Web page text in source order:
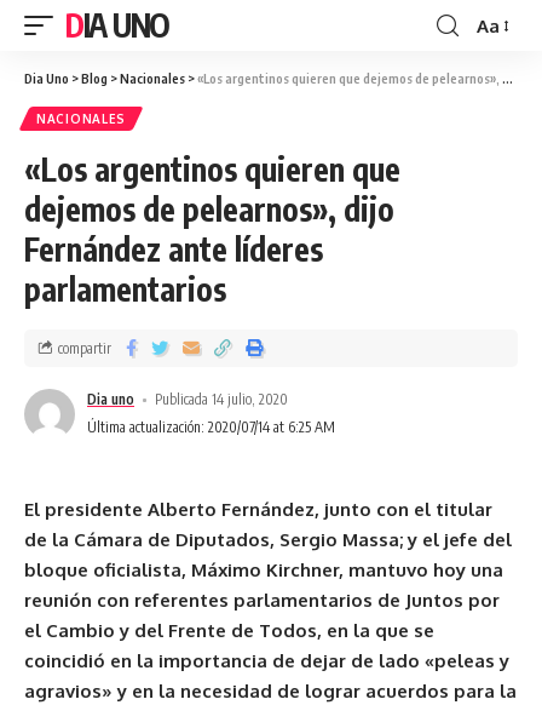
DIA UNO Aa
Dia Uno >Blog >Nacionales >«Los argentinos quieren que dejemos de pelearnos», dijo Fernández ante líderes parlamentarios
NACIONALES
«Los argentinos quieren que
dejemos de pelearnos», dijo
Fernández ante líderes
parlamentarios
Última actualización: 2020/07/14 at 6:25 AM
Dia uno Publicada 14 julio, 2020
compartir
El presidente Alberto Fernández, junto con el titular
de la Cámara de Diputados, Sergio Massa; y el jefe del
bloque oficialista, Máximo Kirchner, mantuvo hoy una
reunión con referentes parlamentarios de Juntos por
el Cambio y del Frente de Todos, en la que se
coincidió en la importancia de dejar de lado «peleas y
agravios» y en la necesidad de lograr acuerdos para la